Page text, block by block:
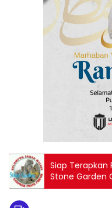
Siap Terapkan
Stone Garden